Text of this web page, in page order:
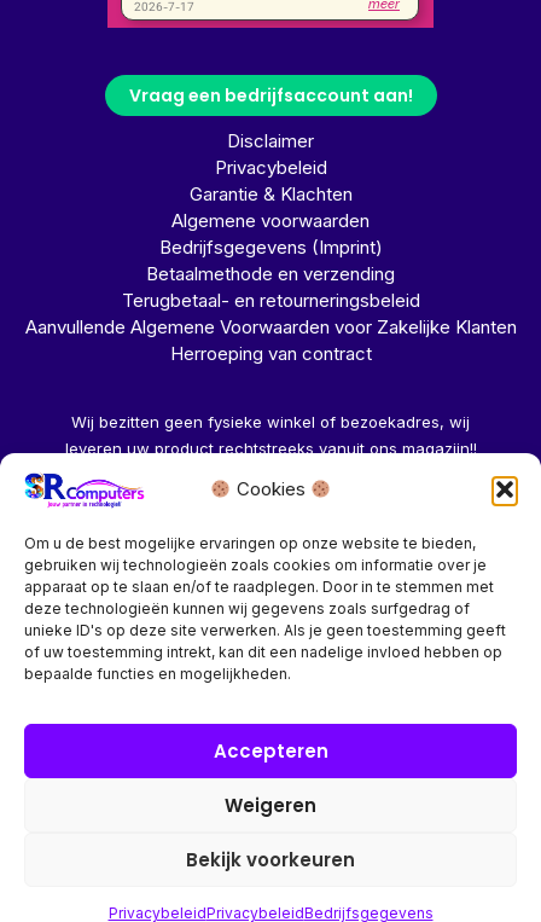
Cookies
Om u de best mogelijke ervaringen op onze website te bieden,
gebruiken wij technologieën zoals cookies om informatie over je
apparaat op te slaan en/of te raadplegen. Door in te stemmen met
deze technologieën kunnen wij gegevens zoals surfgedrag of
unieke ID's op deze site verwerken. Als je geen toestemming geeft
of uw toestemming intrekt, kan dit een nadelige invloed hebben op
bepaalde functies en mogelijkheden.
Accepteren
Weigeren
Bekijk voorkeuren
PrivacybeleidPrivacybeleidBedrijfsgegevens
Vraag een bedrijfsaccount aan!
Disclaimer
Privacybeleid
Garantie & Klachten
Algemene voorwaarden
Bedrijfsgegevens (Imprint)
Betaalmethode en verzending
Terugbetaal- en retourneringsbeleid
Aanvullende Algemene Voorwaarden voor Zakelijke Klanten
Herroeping van contract
Wij bezitten geen fysieke winkel of bezoekadres, wij
leveren uw product rechtstreeks vanuit ons magazijn!!
Herroeping aanvragen →
Bedrijf? vraag een account aan voor speciale prijzen!
groothandel account, dan worden automatisch alle prijzen